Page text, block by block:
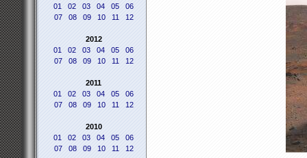
01
02 03 04 05
06
07
08 09 10 11 12
2012
01
02 03 04 05
06
07
08 09 10 11 12
2011
01
02 03 04 05
06
07
08 09 10 11 12
2010
01
02 03 04 05
06
07
08 09 10 11 12